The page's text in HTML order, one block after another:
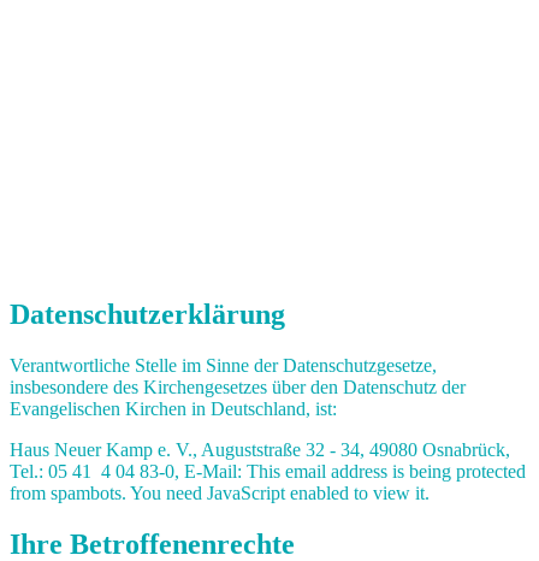
Datenschutzerklärung
Verantwortliche Stelle im Sinne der Datenschutzgesetze,
insbesondere des Kirchengesetzes über den Datenschutz der
Evangelischen Kirchen in Deutschland, ist:
Haus Neuer Kamp e. V., Auguststraße 32 - 34, 49080 Osnabrück,
Tel.: 05 41 4 04 83-0, E-Mail: This email address is being protected
from spambots. You need JavaScript enabled to view it.
Ihre Betroffenenrechte